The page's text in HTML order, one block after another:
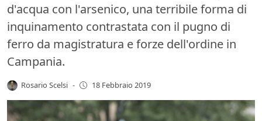
d'acqua con l'arsenico, una terribile forma di
inquinamento contrastata con il pugno di
ferro da magistratura e forze dell'ordine in
Campania.
Rosario Scelsi - 18 Febbraio 2019